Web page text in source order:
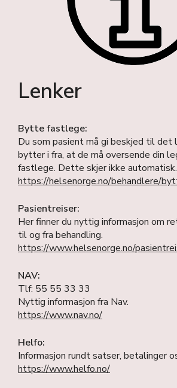
Lenker
Bytte fastlege:
Du som pasient må gi beskjed til
bytter i fra, at de må oversende din
fastlege. Dette skjer ikke automatisk.
https://helsenorge.no/behandlere/
Pasientreiser:
Her finner du nyttig informasjon om
til og fra behandling.
https://www.helsenorge.no/
NAV:
Tlf: 55 55 33 33
Nyttig informasjon fra Nav.
https://www.nav.no/
Helfo:
Informasjon rundt satser, betalinger
https://www.helfo.no/